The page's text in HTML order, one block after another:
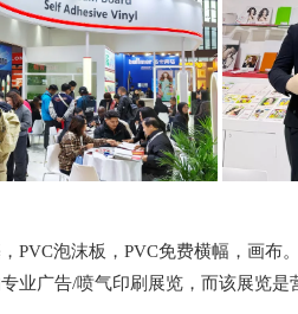
PVC泡沫板，PVC免费横幅，画
业广告/喷气印刷展览，而该展览